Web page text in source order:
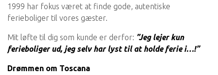
1999 har fokus været at finde gode, autentiske
ferieboliger til vores gæster.
Mit løfte til dig som kunde er derfor: ”Jeg lejer kun
ferieboliger ud, jeg selv har lyst til at holde ferie i…!”
Drømmen om Toscana